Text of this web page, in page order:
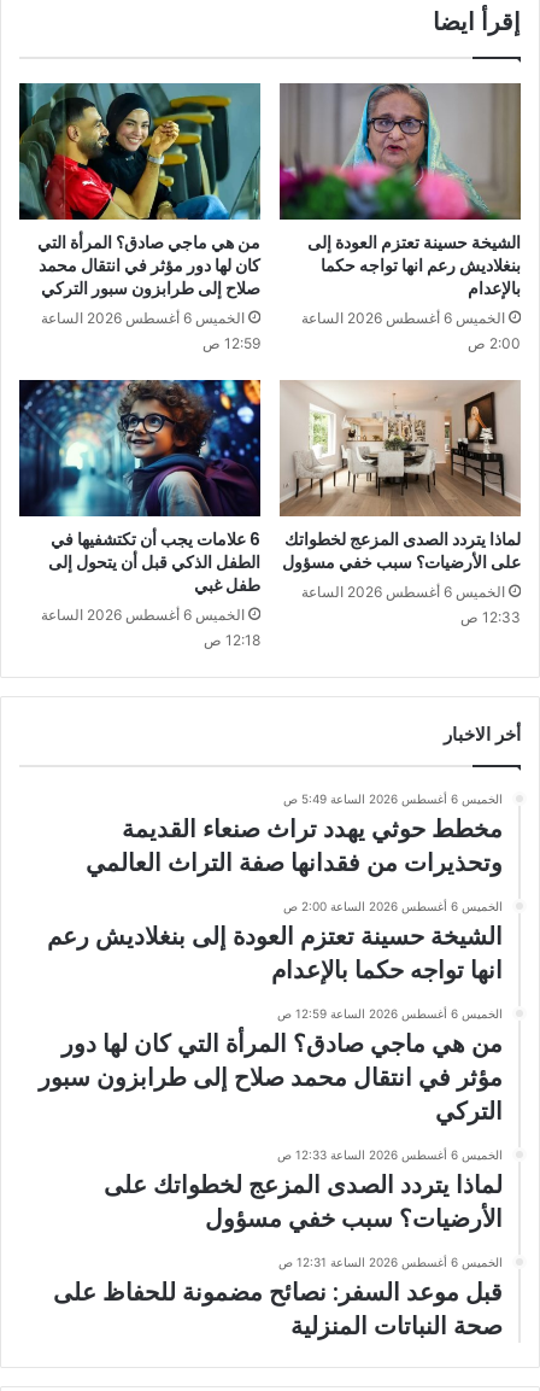
إقرأ ايضا
الشيخة حسينة تعتزم العودة إلى
بنغلاديش رعم انها تواجه حكما
بالإعدام
الخميس 6 أغسطس 2026 الساعة
2:00 ص
من هي ماجي صادق؟ المرأة التي
كان لها دور مؤثر في انتقال محمد
صلاح إلى طرابزون سبور التركي
الخميس 6 أغسطس 2026 الساعة
12:59 ص
لماذا يتردد الصدى المزعج لخطواتك
على الأرضيات؟ سبب خفي مسؤول
الخميس 6 أغسطس 2026 الساعة
12:33 ص
6 علامات يجب أن تكتشفيها في
الطفل الذكي قبل أن يتحول إلى
طفل غبي
الخميس 6 أغسطس 2026 الساعة
12:18 ص
أخر الاخبار
الخميس 6 أغسطس 2026 الساعة 5:49 ص
مخطط حوثي يهدد تراث صنعاء القديمة
وتحذيرات من فقدانها صفة التراث العالمي
الخميس 6 أغسطس 2026 الساعة 2:00 ص
الشيخة حسينة تعتزم العودة إلى بنغلاديش رعم
انها تواجه حكما بالإعدام
الخميس 6 أغسطس 2026 الساعة 12:59 ص
من هي ماجي صادق؟ المرأة التي كان لها دور
مؤثر في انتقال محمد صلاح إلى طرابزون سبور
التركي
الخميس 6 أغسطس 2026 الساعة 12:33 ص
لماذا يتردد الصدى المزعج لخطواتك على
الأرضيات؟ سبب خفي مسؤول
الخميس 6 أغسطس 2026 الساعة 12:31 ص
قبل موعد السفر: نصائح مضمونة للحفاظ على
صحة النباتات المنزلية